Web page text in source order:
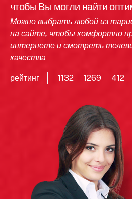
чтобы Вы могли найти
Можно выбрать любой из
на сайте, чтобы комфортно
интернете и смотреть
качества
рейтинг 1132 1269 412